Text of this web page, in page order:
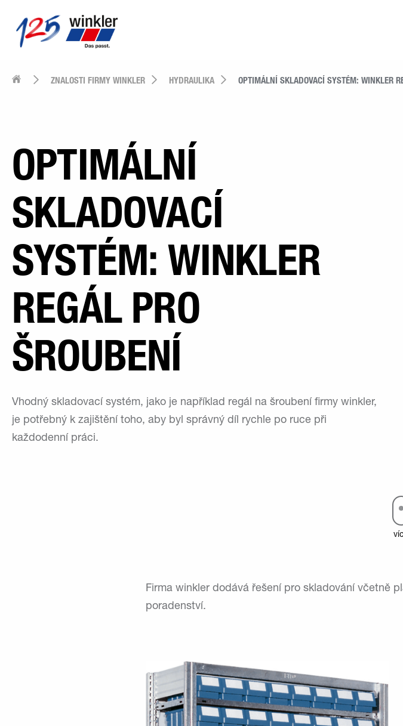
ZNALOSTI FIRMY WINKLER HYDRAULIKA OPTIMÁLNÍ SKLADOVACÍ SYSTÉM: WINKLER
OPTIMÁLNÍ
SKLADOVACÍ
SYSTÉM: WINKLER
REGÁL PRO
ŠROUBENÍ
Vhodný skladovací systém, jako je například regál na šroubení firmy winkler,
je potřebný k zajištění toho, aby byl správný díl rychle po ruce při
každodenní práci.
Firma winkler dodává řešení pro skladování včetně
poradenství.